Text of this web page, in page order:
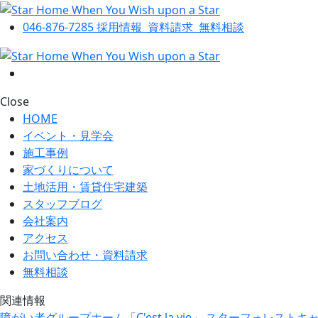
046-876-7285採用情報 資料請求 無料相談
Close
HOME
イベント・見学会
施工事例
家づくりについて
土地活用・賃貸住宅建築
スタッフブログ
会社案内
アクセス
お問い合わせ・資料請求
無料相談
関連情報